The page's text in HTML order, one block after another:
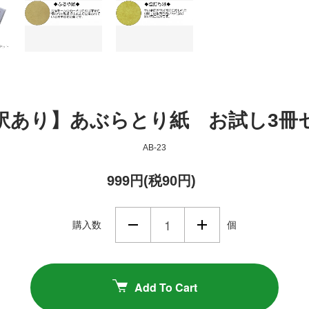
あり】あぶらとり紙 お試し3冊
AB-23
999円(税90円)
購入数 個
Add To Cart